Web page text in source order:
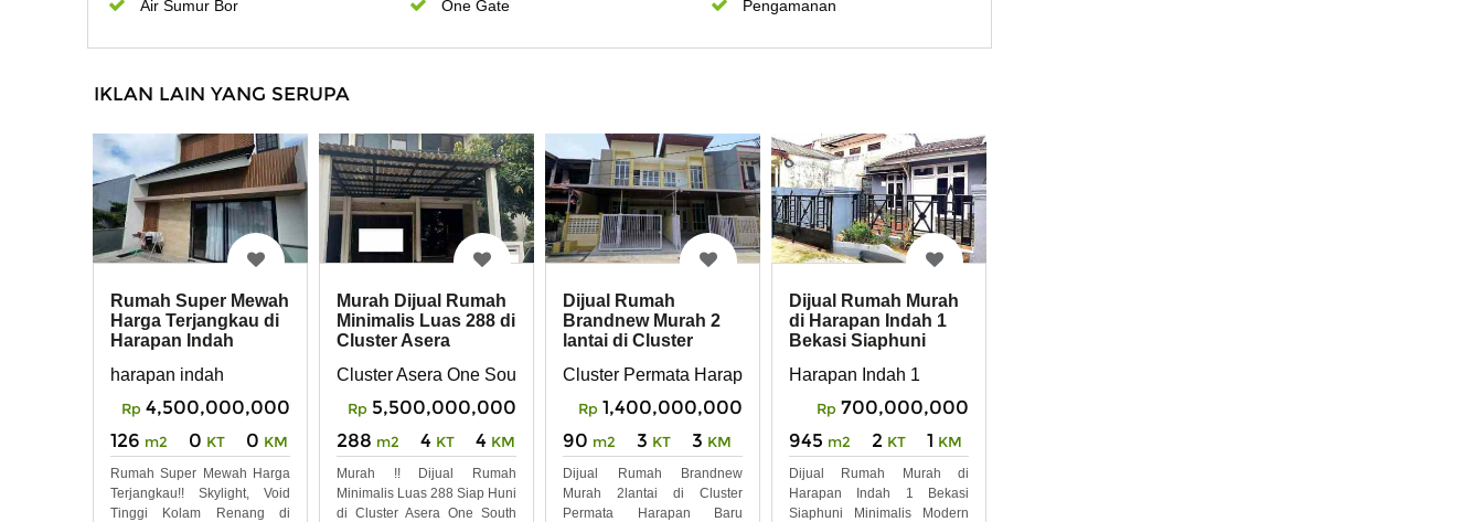
Air Sumur Bor One Gate Pengamanan
IKLAN LAIN YANG SERUPA
Rumah Super Mewah
Harga Terjangkau di
Harapan Indah
harapan indah
Rp 4,500,000,000
126 m2 0 KT 0 KM
Rumah Super Mewah Harga
Terjangkau!! Skylight, Void
Tinggi Kolam Renang di
Murah Dijual Rumah
Minimalis Luas 288 di
Cluster Asera
Cluster Asera One South Harapan Indah
Rp 5,500,000,000
288 m2 4 KT 4 KM
Murah !! Dijual Rumah
Minimalis Luas 288 Siap Huni
di Cluster Asera One South
Dijual Rumah
Brandnew Murah 2
lantai di Cluster
Baru
Cluster Permata Harapan Baru
Rp 1,400,000,000
90 m2 3 KT 3 KM
Dijual Rumah Brandnew
Murah 2lantai di Cluster
Permata Harapan Baru
Dijual Rumah Murah
di Harapan Indah 1
Bekasi Siaphuni
Harapan Indah 1
Rp 700,000,000
945 m2 2 KT 1 KM
Dijual Rumah Murah di
Harapan Indah 1 Bekasi
Siaphuni Minimalis Modern